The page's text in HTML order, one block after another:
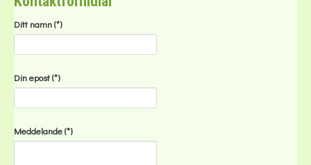
Ditt namn(*)
Din epost(*)
Meddelande(*)